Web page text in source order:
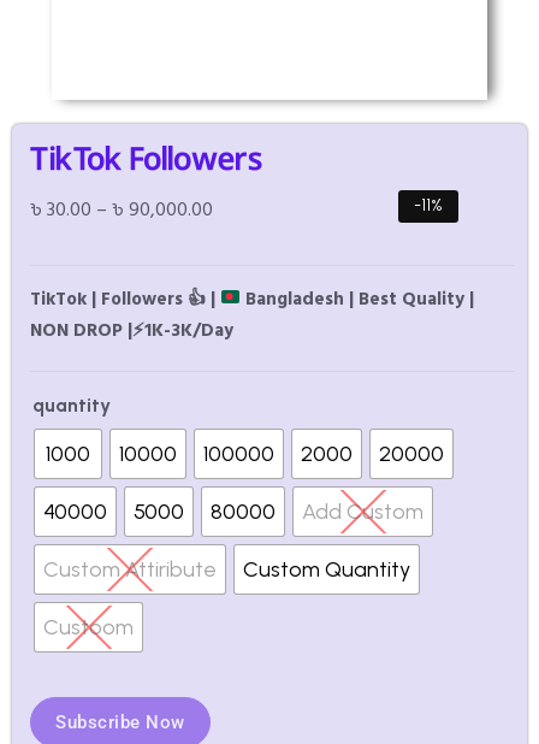
TikTok Followers
৳30.00 –৳90,000.00 -11%
TikTok | Followers 👍 |
Bangladesh | Best Quality |
NON DROP |⚡1K-3K/Day
quantity
1000 10000 100000 2000 20000
40000 5000 80000 Add Custom
Custom Attiribute Custom Quantity
Custoom
Subscribe Now